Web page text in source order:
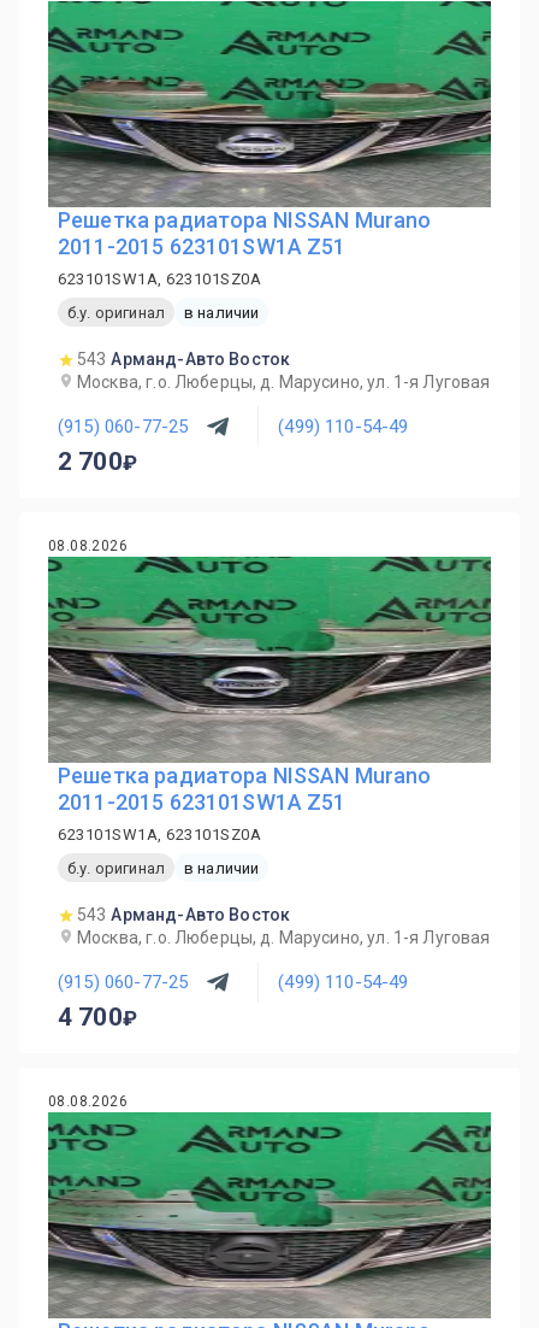
Решетка радиатора NISSAN Murano
2011-2015 623101SW1A Z51
623101SW1A, 623101SZ0A
б.у. оригинал
в наличии
543 Арманд-Авто Восток
Москва, г.о. Люберцы, д. Марусино, ул. 1-я Луговая
(915) 060-77-25 (499) 110-54-49
2 700
08.08.2026
Решетка радиатора NISSAN Murano
2011-2015 623101SW1A Z51
623101SW1A, 623101SZ0A
б.у. оригинал
в наличии
543 Арманд-Авто Восток
Москва, г.о. Люберцы, д. Марусино, ул. 1-я Луговая
(915) 060-77-25 (499) 110-54-49
4 700
08.08.2026